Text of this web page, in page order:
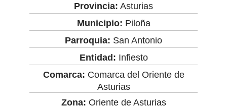
Provincia: Asturias
Municipio: Piloña
Parroquia: San Antonio
Entidad: Infiesto
Comarca: Comarca del Oriente de
Asturias
Zona: Oriente de Asturias